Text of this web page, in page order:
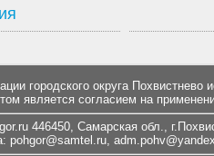
городского округа
является согласием на
446450, Самарская обл.,
pohgor@samtel.ru,